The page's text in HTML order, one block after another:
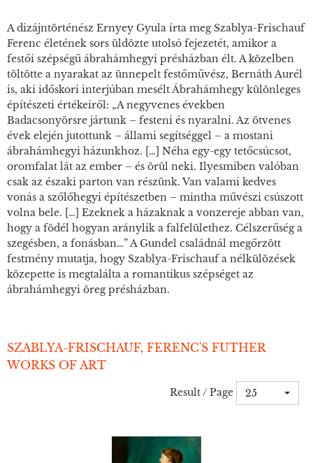
A dizájntörténész Ernyey Gyula írta meg Szablya-Frischauf
Ferenc életének sors üldözte utolsó fejezetét, amikor a
festői szépségű ábrahámhegyi présházban élt. A közelben
töltötte a nyarakat az ünnepelt festőművész, Bernáth Aurél
is, aki időskori interjúban mesélt Ábrahámhegy különleges
építészeti értékeiről: „A negyvenes években
Badacsonyörsre jártunk – festeni és nyaralni. Az ötvenes
évek elején jutottunk – állami segítséggel – a mostani
ábrahámhegyi házunkhoz. […] Néha egy-egy tetőcsúcsot,
oromfalat lát az ember – és örül neki. Ilyesmiben valóban
csak az északi parton van részünk. Van valami kedves
vonás a szőlőhegyi építészetben – mintha művészi csúszott
volna bele. […] Ezeknek a házaknak a vonzereje abban van,
hogy a födél hogyan aránylik a falfelülethez. Célszerűség a
szegésben, a fonásban…” A Gundel családnál megőrzött
festmény mutatja, hogy Szablya-Frischauf a nélkülözések
közepette is megtalálta a romantikus szépséget az
ábrahámhegyi öreg présházban.
SZABLYA-FRISCHAUF, FERENC'S FUTHER
WORKS OF ART
Result / Page 25